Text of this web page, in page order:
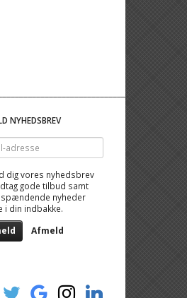
NYHEDSBREV
dig vores nyhedsbrev
gode tilbud samt
nyheder
i din indbakke.
Afmeld